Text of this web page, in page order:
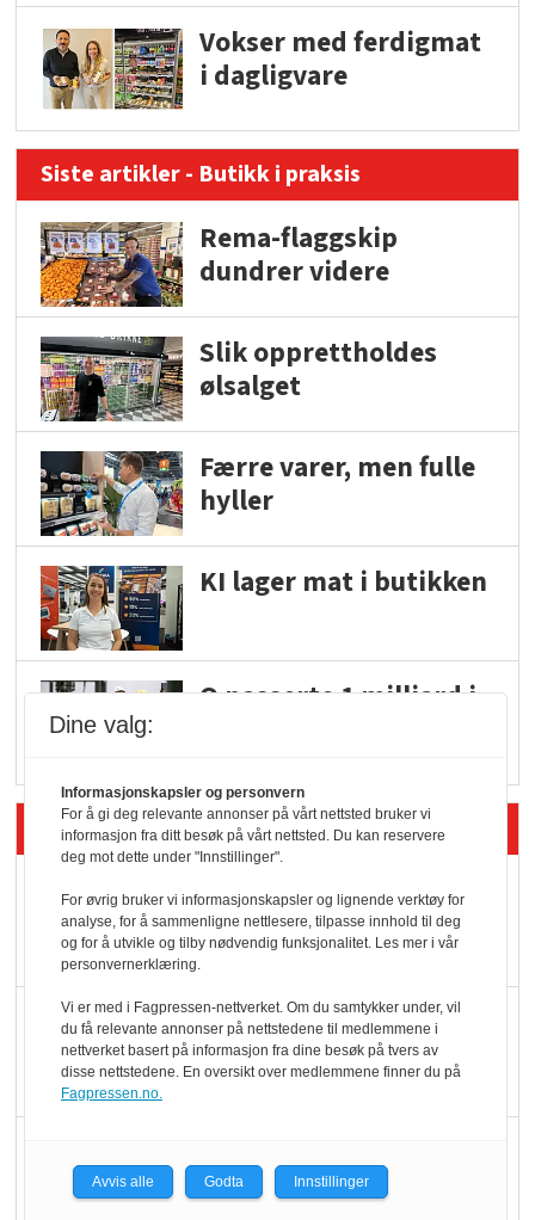
Vokser med ferdigmat
i dagligvare
Siste artikler - Butikk i praksis
Rema-flaggskip
dundrer videre
Slik opprettholdes
ølsalget
Færre varer, men fulle
hyller
KI lager mat i butikken
Q passerte 1 milliard i
Siste artikler - Økologisk
Kolonihagens norske
yoghurt: Trues av
melkemangel
Marit Kolby vant
Økologisk Norge sin
hederspris
økologisk i butikkhylla
Dine valg:
Informasjonskapsler og personvern
For å gi deg relevante annonser på vårt nettsted bruker vi
informasjon fra ditt besøk på vårt nettsted. Du kan reservere
deg mot dette under "Innstillinger".
For øvrig bruker vi informasjonskapsler og lignende verktøy for
analyse, for å sammenligne nettlesere, tilpasse innhold til deg
og for å utvikle og tilby nødvendig funksjonalitet. Les mer i vår
personvernerklæring.
Vi er med i Fagpressen-nettverket. Om du samtykker under, vil
du få relevante annonser på nettstedene til medlemmene i
nettverket basert på informasjon fra dine besøk på tvers av
disse nettstedene. En oversikt over medlemmene finner du på
Fagpressen.no.
Avvis alle Godta Innstillinger